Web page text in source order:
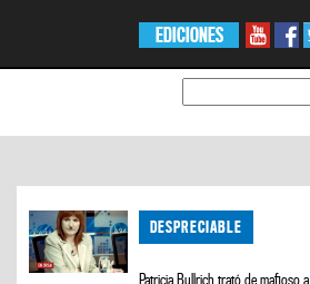
EDICIONES
DESPRECIABLE
Patricia Bullrich trató de mafioso a